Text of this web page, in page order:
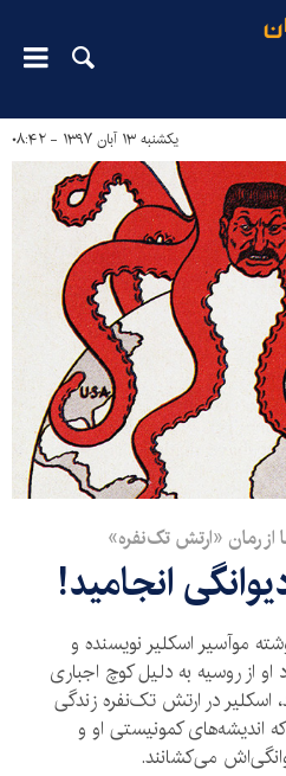
یکشنبه ۱۳ آبان ۱۳۹۷ - ۰۸:۴۲
از رمان «ارتش تک‌نفره»
انجامید!
موآسیر اسکلیر نویسنده و
از روسیه به دلیل کوچ اجباری
اسکلیر در ارتش تک‌نفره زندگی
اندیشه‌های کمونیستی او و
می‌کشانند.